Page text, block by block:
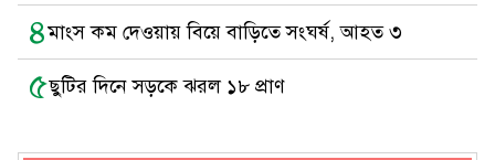
৪মাংস কম দেওয়ায় বিয়ে বাড়িতে সংঘর্ষ, আহত ৩
৫ছুটির দিনে সড়কে ঝরল ১৮ প্রাণ